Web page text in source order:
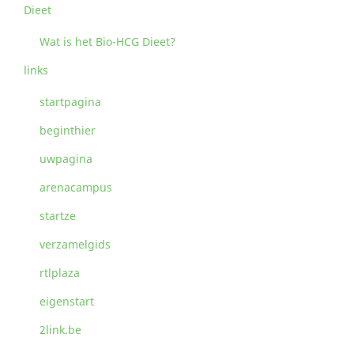
Dieet
Wat is het Bio-HCG Dieet?
links
startpagina
beginthier
uwpagina
arenacampus
startze
verzamelgids
rtlplaza
eigenstart
2link.be